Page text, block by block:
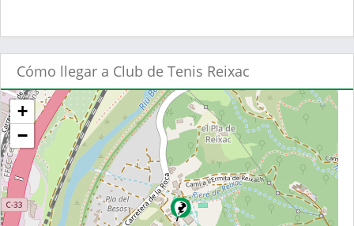
Cómo llegar a Club de Tenis Reixac
+
−